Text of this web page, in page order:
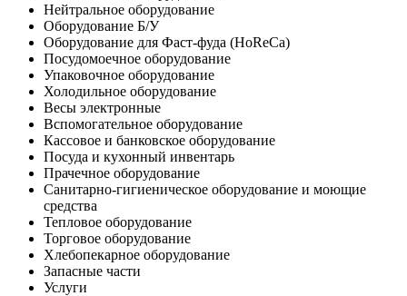
Нейтральное оборудование
Оборудование Б/У
Оборудование для Фаст-фуда (HoReCa)
Посудомоечное оборудование
Упаковочное оборудование
Холодильное оборудование
Весы электронные
Вспомогательное оборудование
Кассовое и банковское оборудование
Посуда и кухонный инвентарь
Прачечное оборудование
Санитарно-гигиеническое оборудование и моющие
средства
Тепловое оборудование
Торговое оборудование
Хлебопекарное оборудование
Запасные части
Услуги